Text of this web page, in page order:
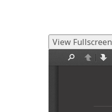
View Fullscreen